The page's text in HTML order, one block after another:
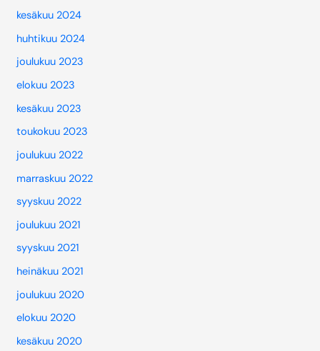
kesäkuu 2024
huhtikuu 2024
joulukuu 2023
elokuu 2023
kesäkuu 2023
toukokuu 2023
joulukuu 2022
marraskuu 2022
syyskuu 2022
joulukuu 2021
syyskuu 2021
heinäkuu 2021
joulukuu 2020
elokuu 2020
kesäkuu 2020